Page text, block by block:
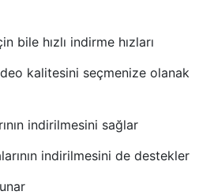
bile hızlı indirme hızları
kalitesini seçmenize olanak
indirilmesini sağlar
indirilmesini de destekler